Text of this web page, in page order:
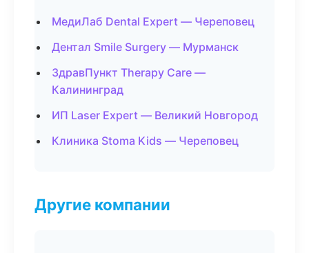
МедиЛаб Dental Expert — Череповец
Дентал Smile Surgery — Мурманск
ЗдравПункт Therapy Care —
Калининград
ИП Laser Expert — Великий Новгород
Клиника Stoma Kids — Череповец
Другие компании